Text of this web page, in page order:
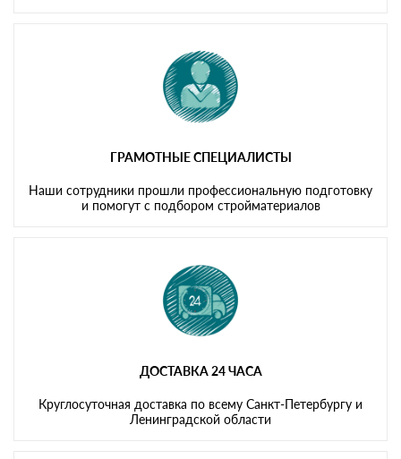
ГРАМОТНЫЕ СПЕЦИАЛИСТЫ
Наши сотрудники прошли профессиональную подготовку
и помогут с подбором стройматериалов
ДОСТАВКА 24 ЧАСА
Круглосуточная доставка по всему Санкт-Петербургу и
Ленинградской области